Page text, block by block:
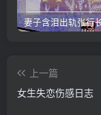
上一篇
女生失恋伤感日志